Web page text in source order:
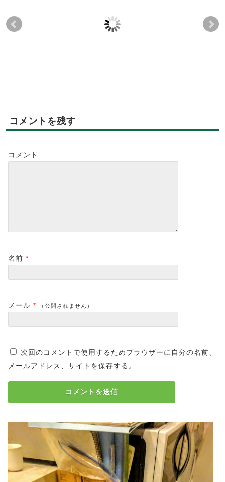
【お客様の声】4月18
🌿🌲CaféLeaf営業時間
暑
コメントを残す
コメント
名前 *
メール * （公開されません）
次回のコメントで使用するためブラウザーに自分の名前、
メールアドレス、サイトを保存する。